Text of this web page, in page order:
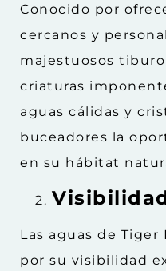
Conocido por
cercanos y
majestuosos
criaturas
aguas cálidas y
buceadores la
en su hábitat
Las aguas de
por su visibilidad